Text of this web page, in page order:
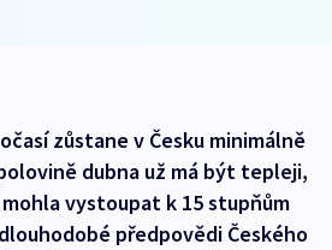
zůstane v Česku minimálně
dubna už má být tepleji,
vystoupat k 15 stupňům
předpovědi Českého